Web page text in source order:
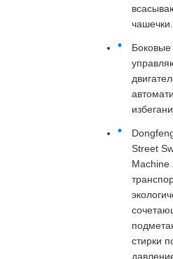
чашечки.
Street
Machine
стирки